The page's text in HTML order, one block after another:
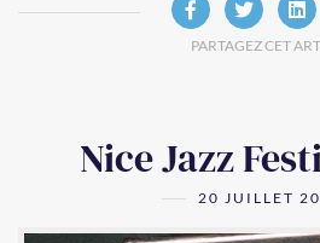
PARTAGEZ CET
Nice Jazz
20 JUILLET